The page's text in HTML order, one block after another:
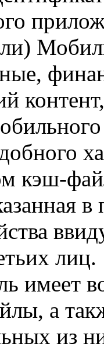
кэш-
в
лиц.
имеет
а
из